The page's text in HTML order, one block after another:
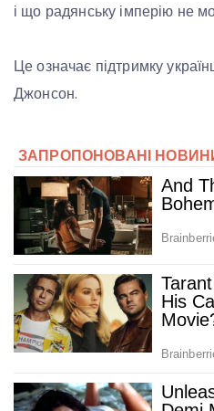
і що радянську імперію не
Це означає підтримку
Джонсон.